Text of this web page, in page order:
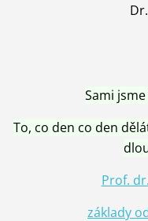
Sami
To, co den co den
Prof.
základy